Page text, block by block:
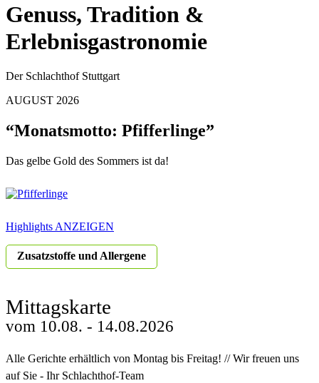
Genuss, Tradition &
Erlebnisgastronomie
Der Schlachthof Stuttgart
AUGUST 2026
“Monatsmotto: Pfifferlinge”
Das gelbe Gold des Sommers ist da!
Highlights ANZEIGEN
Zusatzstoffe und Allergene
Mittagskarte
vom 10.08. - 14.08.2026
Alle Gerichte erhältlich von Montag bis Freitag! // Wir freuen uns
auf Sie - Ihr Schlachthof-Team